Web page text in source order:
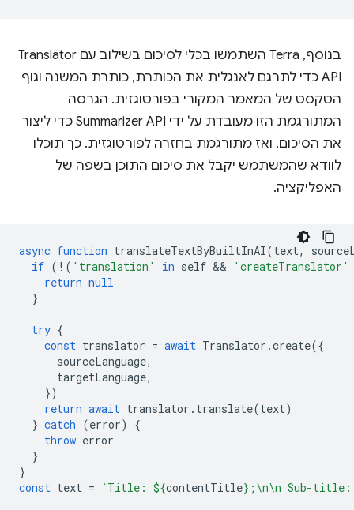
בנוסף, Terra השתמשו בכלי לסיכום בשילוב עם Translator
API כדי לתרגם לאנגלית את הכותרת, כותרת המשנה וגוף
הטקסט של המאמר המקורי בפורטוגזית. הגרסה
המתורגמת הזו מעובדת על ידי Summarizer API כדי ליצור
את הסיכום, ואז מתורגמת בחזרה לפורטוגזית. כך תוכלו
לוודא שהמשתמש יקבל את סיכום התוכן בשפה של
האפליקציה.
async function translateTextByBuiltInAI(text,
if ( ! ( 'translation' in self &&
'createTranslator'
return null
}
try {
const translator = await Translator .create({
sourceLanguage,
targetLanguage,
})
return await translator . translate(text)
} catch (error)
{
throw error
}
}
const text = `Title: ${contentTitle} ;\n\n Sub-